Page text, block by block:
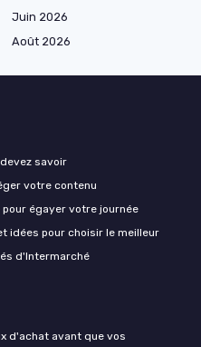
Juin 2026
Août 2026
savoir
votre contenu
égayer votre journée
idées pour choisir le meilleur
d'Intermarché
d'achat avant que vos